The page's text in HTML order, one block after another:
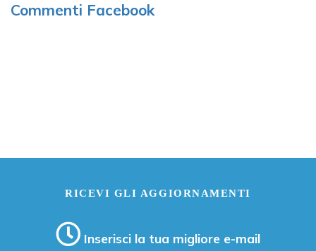
Commenti Facebook
RICEVI GLI AGGIORNAMENTI
Inserisci la tua migliore e-mail